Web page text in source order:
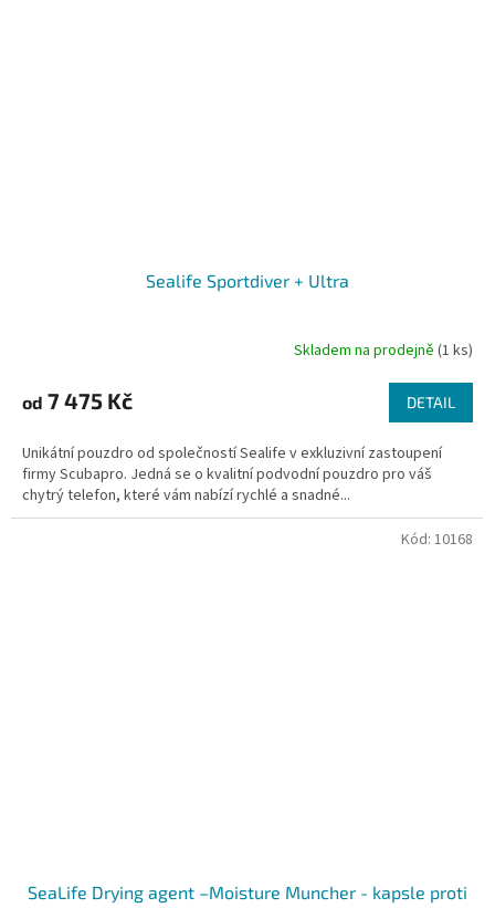
Sealife Sportdiver + Ultra
produktu
je
z
5
hvězdiček.
Skladem na prodejně(1 ks)
od 7 475 Kč DETAIL
Unikátní pouzdro od společností Sealife v exkluzivní zastoupení
firmy Scubapro. Jedná se o kvalitní podvodní pouzdro pro váš
chytrý telefon, které vám nabízí rychlé a snadné...
SeaLife Drying agent –Moisture Muncher - kapsle proti
Kód: 10168